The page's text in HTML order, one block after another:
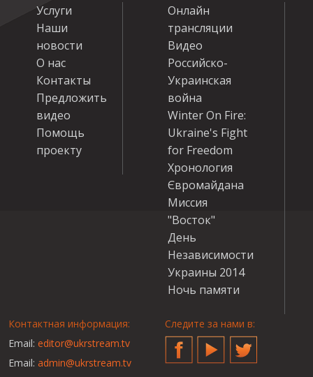
Услуги
Наши
новости
О нас
Контакты
Предложить
видео
Помощь
проекту
Онлайн
трансляции
Видео
Российско-
Украинская
война
Winter On Fire:
Ukraine's Fight
for Freedom
Хронология
Євромайдана
Миссия
"Восток"
День
Независимости
Украины 2014
Ночь памяти
Контактная информация:
Email: editor@ukrstream.tv
Email: admin@ukrstream.tv
Следите за нами в:
FacebookYouTubeTwitter